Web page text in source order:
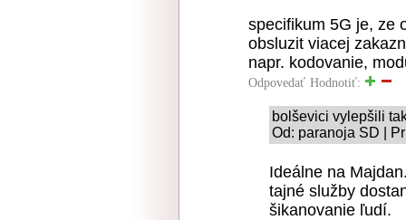
specifikum 5G je, ze
obsluzit viacej
napr. kodovanie,
Odpovedať Hodnotiť:
bolševici vylepšili
Od: paranoja SD |
Ideálne na
tajné služby
šikanovanie ľudí.